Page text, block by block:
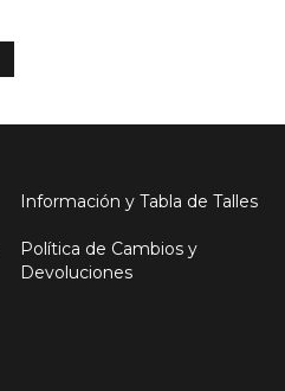
Información y Tabla de Talles
Política de Cambios y
Devoluciones